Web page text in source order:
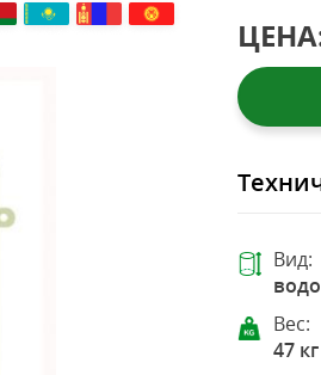
Вид:
Вес:
47 кг